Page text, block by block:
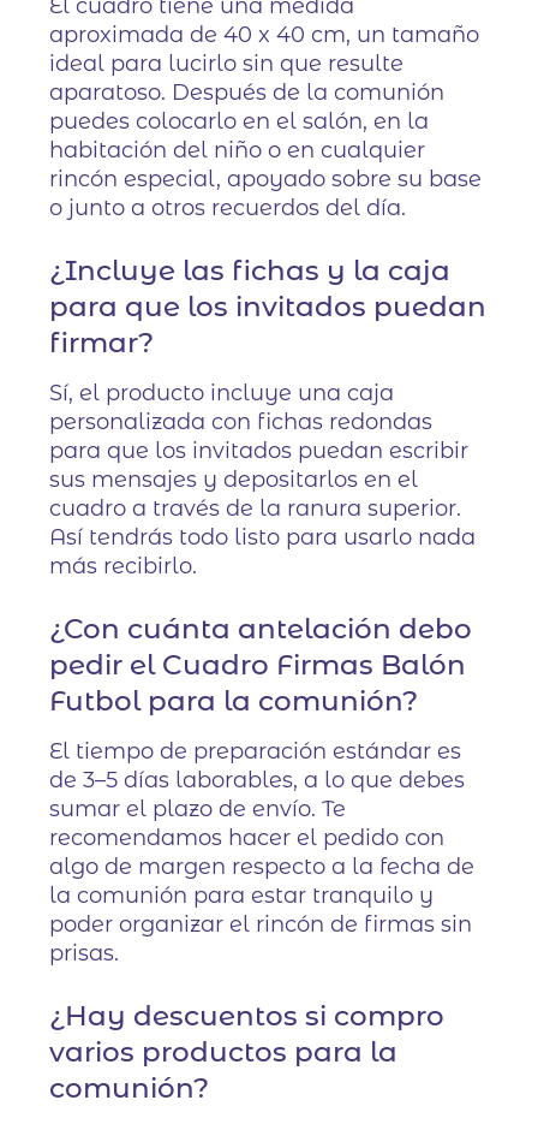
El cuadro tiene una medida
aproximada de 40 x 40 cm, un tamaño
ideal para lucirlo sin que resulte
aparatoso. Después de la comunión
puedes colocarlo en el salón, en la
habitación del niño o en cualquier
rincón especial, apoyado sobre su base
o junto a otros recuerdos del día.
¿Incluye las fichas y la caja
para que los invitados puedan
firmar?
Sí, el producto incluye una caja
personalizada con fichas redondas
para que los invitados puedan escribir
sus mensajes y depositarlos en el
cuadro a través de la ranura superior.
Así tendrás todo listo para usarlo nada
más recibirlo.
¿Con cuánta antelación debo
pedir el Cuadro Firmas Balón
Futbol para la comunión?
El tiempo de preparación estándar es
de 3–5 días laborables, a lo que debes
sumar el plazo de envío. Te
recomendamos hacer el pedido con
algo de margen respecto a la fecha de
la comunión para estar tranquilo y
poder organizar el rincón de firmas sin
prisas.
¿Hay descuentos si compro
varios productos para la
comunión?